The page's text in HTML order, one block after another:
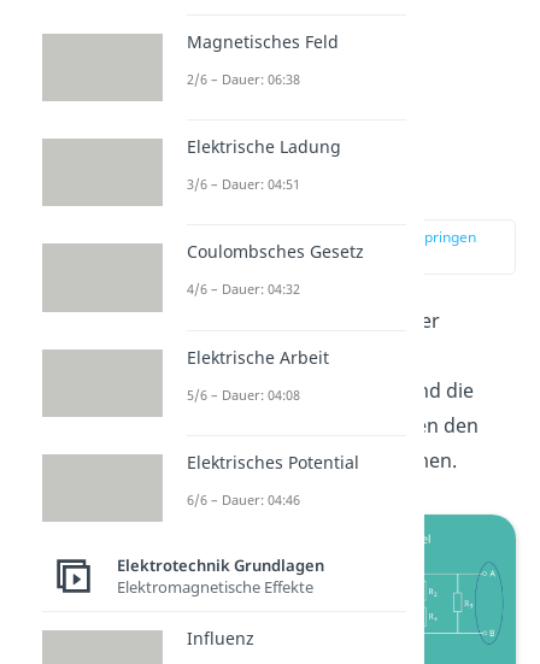
Umzeichnen des
Schaltplans
zur Stelle im Video springen
(01:33)
Wir wollen jetzt in folgender
Schaltung die
Ersatzspannungsquelle
und die
Ersatzstromquelle zwischen den
Klemmen A und B bestimmen.
Magnetisches Feld
2/6 – Dauer: 06:38
Elektrische Ladung
3/6 – Dauer: 04:51
Coulombsches Gesetz
4/6 – Dauer: 04:32
Elektrische Arbeit
5/6 – Dauer: 04:08
Elektrisches Potential
6/6 – Dauer: 04:46
Elektrotechnik Grundlagen
Elektromagnetische Effekte
Influenz